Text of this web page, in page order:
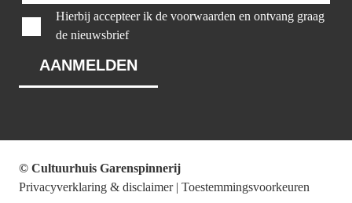
Hierbij accepteer ik de voorwaarden en ontvang graag
de nieuwsbrief
© Cultuurhuis Garenspinnerij
Privacyverklaring & disclaimer| Toestemmingsvoorkeuren